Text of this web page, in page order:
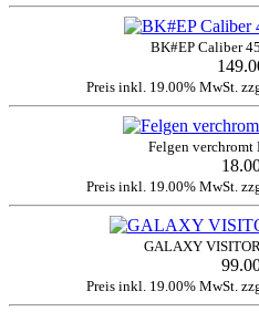
BK#EP Caliber
Preis inkl. 19.00% MwSt.
Felgen
Preis inkl. 19.00% MwSt.
GALAXY
Preis inkl. 19.00% MwSt.